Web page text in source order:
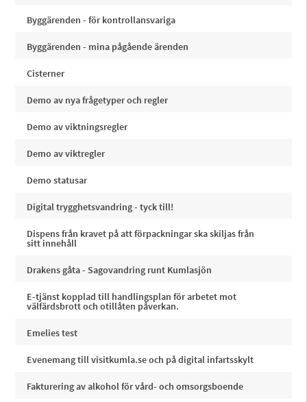
Byggärenden - för kontrollansvariga
Byggärenden - mina pågående ärenden
Cisterner
Demo av nya frågetyper och regler
Demo av viktningsregler
Demo av viktregler
Demo statusar
Digital trygghetsvandring - tyck till!
Dispens från kravet på att förpackningar ska skiljas från
sitt innehåll
Drakens gåta - Sagovandring runt Kumlasjön
E-tjänst kopplad till handlingsplan för arbetet mot
välfärdsbrott och otillåten påverkan.
Emelies test
Evenemang till visitkumla.se och på digital infartsskylt
Fakturering av alkohol för vård- och omsorgsboende